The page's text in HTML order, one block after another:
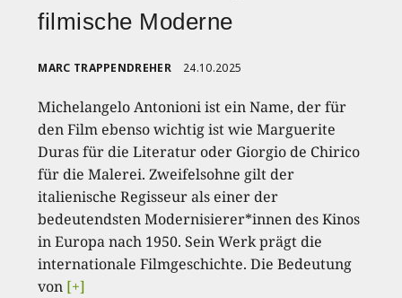
filmische Moderne
MARC TRAPPENDREHER 24.10.2025
Michelangelo Antonioni ist ein Name, der für
den Film ebenso wichtig ist wie Marguerite
Duras für die Literatur oder Giorgio de Chirico
für die Malerei. Zweifelsohne gilt der
italienische Regisseur als einer der
bedeutendsten Modernisierer*innen des Kinos
in Europa nach 1950. Sein Werk prägt die
internationale Filmgeschichte. Die Bedeutung
von [+]